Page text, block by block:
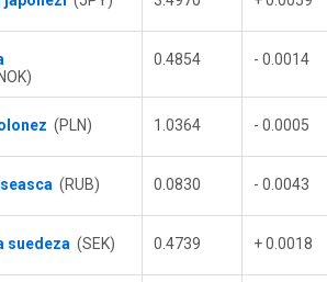
0.4854 - 0.0014
(PLN) 1.0364 - 0.0005
(RUB) 0.0830 - 0.0043
suedeza (SEK) 0.4739 + 0.0018